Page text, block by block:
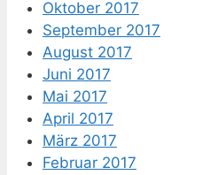
Oktober 2017
September 2017
August 2017
Juni 2017
Mai 2017
April 2017
März 2017
Februar 2017